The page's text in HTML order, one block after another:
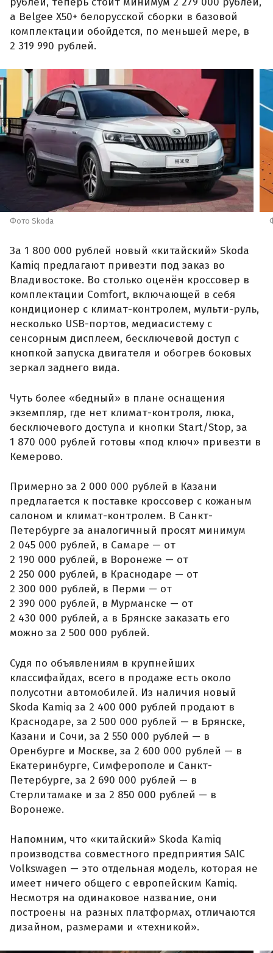
а Belgee X50+ белорусской сборки в базовой
комплектации обойдется, по меньшей мере, в
2 319 990 рублей.
Фото Skoda
За 1 800 000 рублей новый «китайский» Skoda
Kamiq предлагают привезти под заказ во
Владивостоке. Во столько оценён кроссовер в
комплектации Comfort, включающей в себя
кондиционер с климат-контролем, мульти-руль,
несколько USB-портов, медиасистему с
сенсорным дисплеем, бесключевой доступ с
кнопкой запуска двигателя и обогрев боковых
зеркал заднего вида.
Чуть более «бедный» в плане оснащения
экземпляр, где нет климат-контроля, люка,
бесключевого доступа и кнопки Start/Stop, за
1 870 000 рублей готовы «под ключ» привезти в
Кемерово.
Примерно за 2 000 000 рублей в Казани
предлагается к поставке кроссовер с кожаным
салоном и климат-контролем. В Санкт-
Петербурге за аналогичный просят минимум
2 045 000 рублей, в Самаре — от
2 190 000 рублей, в Воронеже — от
2 250 000 рублей, в Краснодаре — от
2 300 000 рублей, в Перми — от
2 390 000 рублей, в Мурманске — от
2 430 000 рублей, а в Брянске заказать его
можно за 2 500 000 рублей.
Судя по объявлениям в крупнейших
классифайдах, всего в продаже есть около
полусотни автомобилей. Из наличия новый
Skoda Kamiq за 2 400 000 рублей продают в
Краснодаре, за 2 500 000 рублей — в Брянске,
Казани и Сочи, за 2 550 000 рублей — в
Оренбурге и Москве, за 2 600 000 рублей — в
Екатеринбурге, Симферополе и Санкт-
Петербурге, за 2 690 000 рублей — в
Стерлитамаке и за 2 850 000 рублей — в
Воронеже.
Напомним, что «китайский» Skoda Kamiq
производства совместного предприятия SAIC
Volkswagen — это отдельная модель, которая не
имеет ничего общего с европейским Kamiq.
Несмотря на одинаковое название, они
построены на разных платформах, отличаются
дизайном, размерами и «техникой».